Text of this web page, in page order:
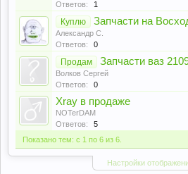
Ответов:
1
Куплю Запчасти на
Александр С.
Ответов:
0
Продам Запчасти ваз
Волков Сергей
Ответов:
0
Xray в продаже
NOTerDAM
Ответов:
5
Показано тем: с 1 по 6 из 6.
Настройки